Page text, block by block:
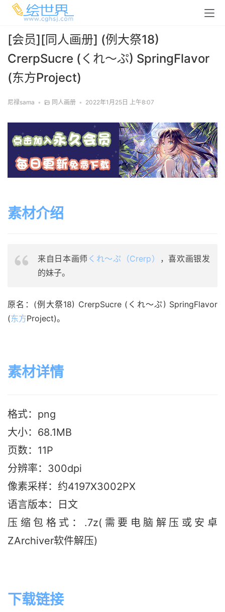
[会员][同人画册] (例大祭18)
CrerpSucre (くれ～ぷ) SpringFlavor
(东方Project)
尼禄sama • 同人画册 • 2022年1月25日 上午8:07
素材介绍
来自日本画师 くれ～ぷ（Crerp）
，喜欢画银发
的妹子。
原名：(例大祭18) CrerpSucre (くれ～ぷ) SpringFlavor
(东方Project)。
素材详情
格式：png
大小：68.1MB
页数：11P
分辨率：300dpi
像素采样：约4197X3002PX
语言版本：日文
压缩包格式：.7z(需要电脑解压或安卓
ZArchiver软件解压)
下载链接